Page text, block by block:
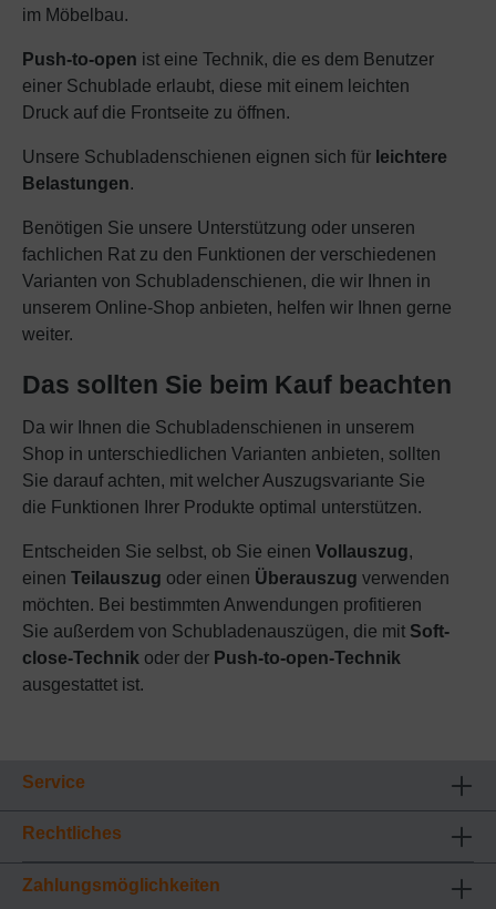
im Möbelbau.
Push-to-open ist eine Technik, die es dem Benutzer
einer Schublade erlaubt, diese mit einem leichten
Druck auf die Frontseite zu öffnen.
Unsere Schubladenschienen eignen sich für leichtere
Belastungen.
Benötigen Sie unsere Unterstützung oder unseren
fachlichen Rat zu den Funktionen der verschiedenen
Varianten von Schubladenschienen, die wir Ihnen in
unserem Online-Shop anbieten, helfen wir Ihnen gerne
weiter.
Das sollten Sie beim Kauf beachten
Da wir Ihnen die Schubladenschienen in unserem
Shop in unterschiedlichen Varianten anbieten, sollten
Sie darauf achten, mit welcher Auszugsvariante Sie
die Funktionen Ihrer Produkte optimal unterstützen.
Entscheiden Sie selbst, ob Sie einen Vollauszug,
einen Teilauszug oder einen Überauszug verwenden
möchten. Bei bestimmten Anwendungen profitieren
Sie außerdem von Schubladenauszügen, die mit Soft-
close-Technik oder der Push-to-open-Technik
ausgestattet ist.
Service
Rechtliches
Zahlungsmöglichkeiten